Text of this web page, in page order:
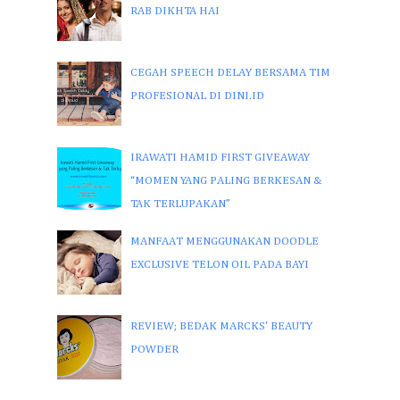
RAB DIKHTA HAI
CEGAH SPEECH DELAY BERSAMA TIM
PROFESIONAL DI DINI.ID
IRAWATI HAMID FIRST GIVEAWAY
“MOMEN YANG PALING BERKESAN &
TAK TERLUPAKAN”
MANFAAT MENGGUNAKAN DOODLE
EXCLUSIVE TELON OIL PADA BAYI
REVIEW; BEDAK MARCKS' BEAUTY
POWDER